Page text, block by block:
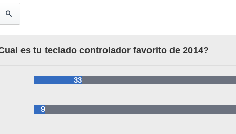
es tu teclado controlador favorito de 2014?
33
9